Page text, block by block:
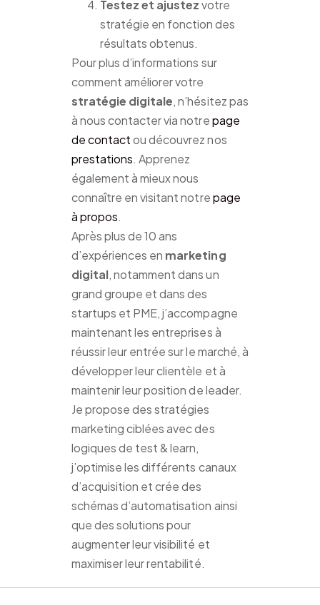
Testez et ajustezvotre
stratégie en fonction des
résultats obtenus.
Pour plus d’informations sur
comment améliorer votre
stratégie digitale, n’hésitez pas
à nous contacter via notrepage
de contactou découvrez nos
prestations. Apprenez
également à mieux nous
connaître en visitant notrepage
à propos.
Après plus de 10 ans
d’expériences en marketing
digital, notamment dans un
grand groupe et dans des
startups et PME, j’accompagne
maintenant les entreprises à
réussir leur entrée sur le marché, à
développer leur clientèle et à
maintenir leur position de leader.
Je propose des stratégies
marketing ciblées avec des
logiques de test & learn,
j’optimise les différents canaux
d’acquisition et crée des
schémas d’automatisation ainsi
que des solutions pour
augmenter leur visibilité et
maximiser leur rentabilité.